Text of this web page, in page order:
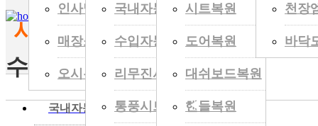
인사말
매장소개
오시는길
국내자동차
수입자동차
리무진시트
통풍시트
시트복원
도어복원
대쉬보드복원
핸들복원
천장
바닥
시트갤러리Gallery Zone
국내자동차 ◀
HOME> 시트갤러리> 수입자동차
수입자동차